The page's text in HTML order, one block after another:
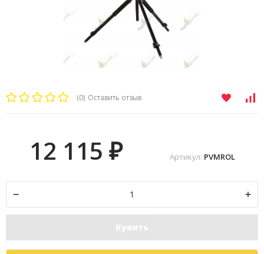
(0) Оставить отзыв
Артикул: PVMROL
12 115 ₽
Купить